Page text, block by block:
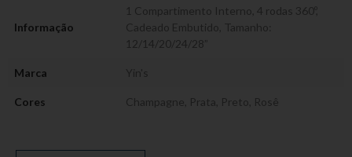
Informação
1 Compartimento Interno 4 rodas 360º,
Cadeado Embutido Tamanho:
12/14/20/24/28”
Marca Yin's
Cores Champagne Prata Preto Rosê